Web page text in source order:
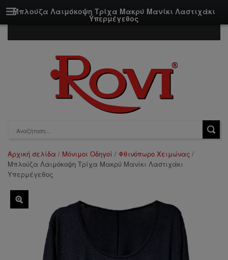
Μπλούζα Λαιμόκοψη Τρίχα Μακρύ Μανίκι Λαστιχάκι
Υπερμέγεθος
Αρχική σελίδα / Μόνιμοι Οδηγοί / Φθινόπωρο Χειμώνας /
Μπλούζα Λαιμόκοψη Τρίχα Μακρύ Μανίκι Λαστιχάκι
Υπερμέγεθος